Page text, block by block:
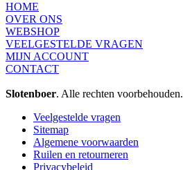
HOME
OVER ONS
WEBSHOP
VEELGESTELDE VRAGEN
MIJN ACCOUNT
CONTACT
Slotenboer. Alle rechten voorbehouden.
Veelgestelde vragen
Sitemap
Algemene voorwaarden
Ruilen en retourneren
Privacybeleid